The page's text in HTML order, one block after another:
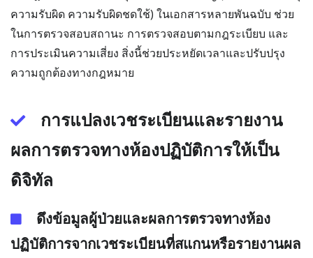
ความรับผิด ความรับผิดชดใช้) ในเอกสารหลายพันฉบับ ช่วย
ในการตรวจสอบสถานะ การตรวจสอบตามกฎระเบียบ และ
การประเมินความเสี่ยง สิ่งนี้ช่วยประหยัดเวลาและปรับปรุง
ความถูกต้องทางกฎหมาย
การแปลงเวชระเบียนและรายงาน
ผลการตรวจทางห้องปฏิบัติการให้เป็น
ดิจิทัล
ดึงข้อมูลผู้ป่วยและผลการตรวจทางห้อง
ปฏิบัติการจากเวชระเบียนที่สแกนหรือรายงานผล